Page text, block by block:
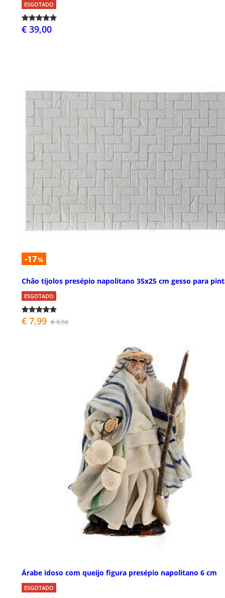
ESGOTADO
€ 39,00
-17%
Chão tijolos presépio napolitano 35x25 cm gesso para
ESGOTADO
€ 7,99 € 9,59
Árabe idoso com queijo figura presépio napolitano 6 cm
ESGOTADO